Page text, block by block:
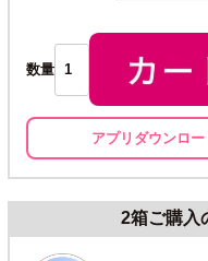
数量
アプリダウンロ
2箱ご購入